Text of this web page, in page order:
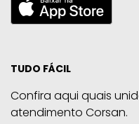
TUDO FÁCIL
Confira aqui quais
atendimento Corsan.